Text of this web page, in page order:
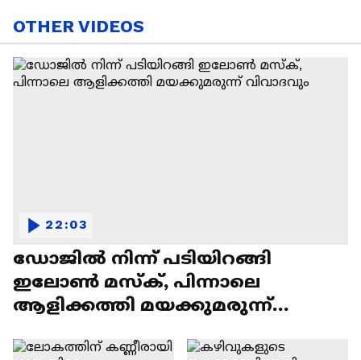
OTHER VIDEOS
ഡോജിൽ നിന്ന് പടിയിറങ്ങി
ഇലോൺ മസ്ക്, പിന്നാലെ
ആളിക്കത്തി മയക്കുമരുന്ന്
22:03